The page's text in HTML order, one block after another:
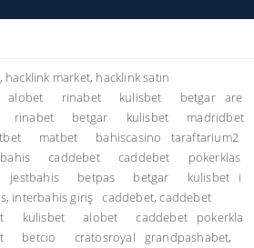
hacklink market, hacklink satın
alobet rinabet kulisbet betgar
are
rinabet betgar kulisbet
madridbet
matbet bahiscasino
taraftarium2
caddebet caddebet
pokerklas
jestbahis betpas betgar kulisbet
i
interbahis giriş
caddebet, caddebet
kulisbet alobet caddebet
pokerkla
betcio cratosroyal
grandpashabet,